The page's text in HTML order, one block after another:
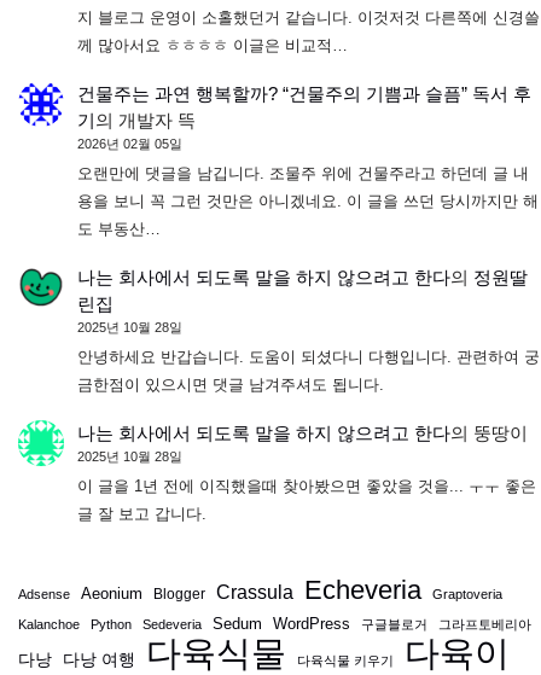
지 블로그 운영이 소홀했던거 같습니다. 이것저것 다른쪽에 신경쓸
께 많아서요 ㅎㅎㅎㅎ 이글은 비교적…
건물주는 과연 행복할까? “건물주의 기쁨과 슬픔” 독서 후
기의 개발자 뜩
2026년 02월 05일
오랜만에 댓글을 남깁니다. 조물주 위에 건물주라고 하던데 글 내
용을 보니 꼭 그런 것만은 아니겠네요. 이 글을 쓰던 당시까지만 해
도 부동산…
나는 회사에서 되도록 말을 하지 않으려고 한다의 정원딸
린집
2025년 10월 28일
안녕하세요 반갑습니다. 도움이 되셨다니 다행입니다. 관련하여 궁
금한점이 있으시면 댓글 남겨주셔도 됩니다.
나는 회사에서 되도록 말을 하지 않으려고 한다의 뚱땅이
2025년 10월 28일
이 글을 1년 전에 이직했을때 찾아봤으면 좋았을 것을... ㅜㅜ 좋은
글 잘 보고 갑니다.
Adsense Aeonium Blogger Crassula Echeveria Graptoveria
Kalanchoe Python Sedeveria Sedum WordPress 구글블로거 그라프토베리아
다낭 다낭 여행 다육식물 다육식물 키우기 다육이